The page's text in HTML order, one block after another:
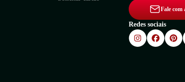
Fale com
Redes sociais